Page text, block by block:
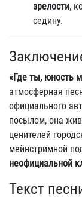
зрелости,
седину.
«Где ты, юность
атмосферная
официального
посылом, она
ценителей
мейнстримной
неофициальной
Текст